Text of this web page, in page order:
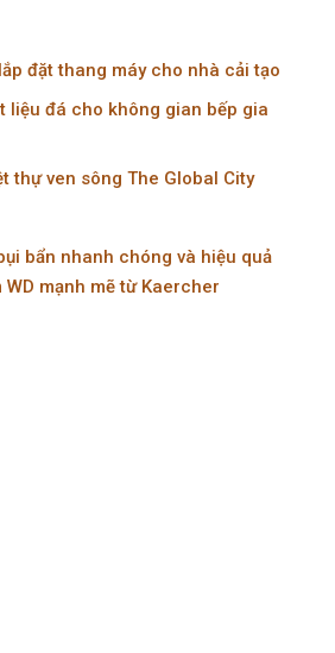
đặt thang máy cho nhà cải tạo
liệu đá cho không gian bếp gia
thự ven sông The Global City
bẩn nhanh chóng và hiệu quả
mạnh mẽ từ Kaercher